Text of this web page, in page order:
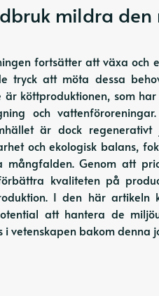
mildra
fortsätter att växa och
tryck att möta dessa
är köttproduktionen, som
och
är dock regenerativt
och ekologisk balans,
mångfalden. Genom att
kvaliteten på
I den här artikeln
att hantera de
vetenskapen bakom denna